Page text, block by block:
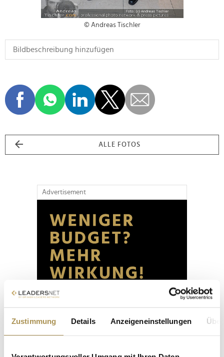
Zustimmung Details Anzeigeneinstellungen
© Andreas Tischler
ALLE FOTOS
Advertisement